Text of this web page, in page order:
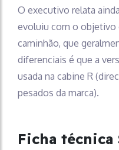
O executivo relata
evoluiu com o objetivo
caminhão, que
diferenciais é que a
usada na cabine R
pesados da marca).
Ficha técnica